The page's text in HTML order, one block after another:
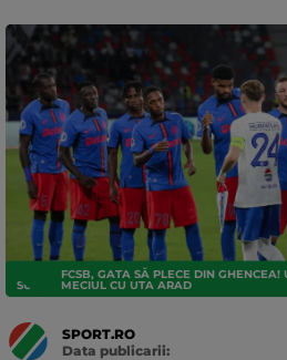
SUPERLIGA
FCSB, GATA SĂ PLECE DIN
MECIUL CU UTA ARAD
SPORT.RO
Data publicarii: